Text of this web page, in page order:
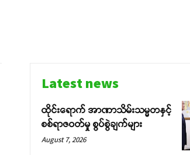
Latest news
ထိုင်းရောက် အာဏာသိမ်းသမ္မတနှင့်
စစ်ရာဇဝတ်မှု စွပ်စွဲချက်များ
August 7, 2026